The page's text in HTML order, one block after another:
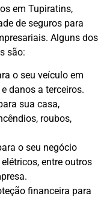
em Tupiratins,
de seguros para
Alguns dos
são:
o seu veículo em
danos a terceiros.
sua casa,
roubos,
o seu negócio
entre outros
financeira para